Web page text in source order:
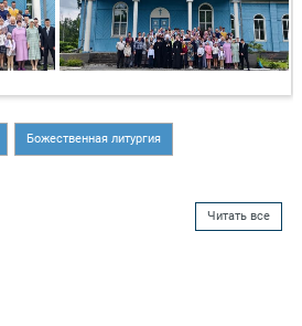
Божественная литургия
Читать все